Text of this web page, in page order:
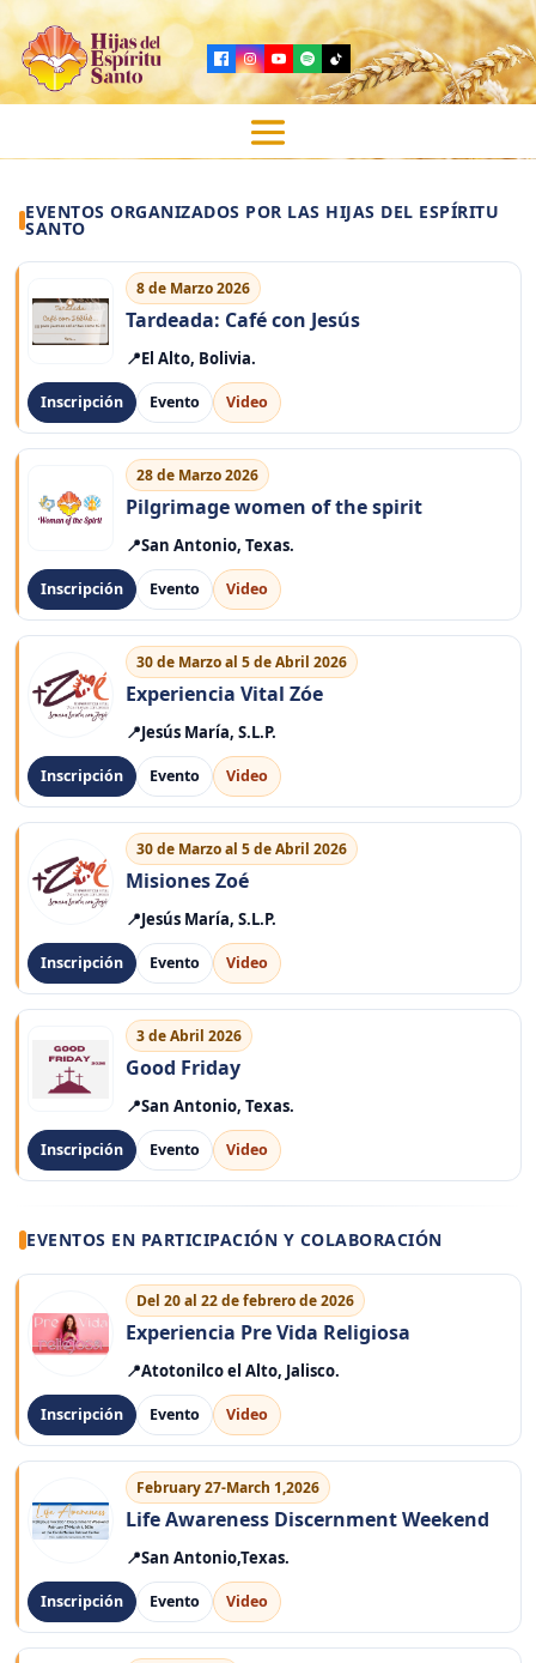
EVENTOS ORGANIZADOS POR LAS HIJAS DEL ESPÍRITU
SANTO
8 de Marzo 2026
Tardeada: Café con Jesús
El Alto, Bolivia.
Inscripción Evento Video
28 de Marzo 2026
Pilgrimage women of the spirit
San Antonio, Texas.
Inscripción Evento Video
30 de Marzo al 5 de Abril 2026
Experiencia Vital Zóe
Jesús María, S.L.P.
Inscripción Evento Video
30 de Marzo al 5 de Abril 2026
Misiones Zoé
Jesús María, S.L.P.
Inscripción Evento Video
3 de Abril 2026
Good Friday
San Antonio, Texas.
Inscripción Evento Video
EVENTOS EN PARTICIPACIÓN Y COLABORACIÓN
Del 20 al 22 de febrero de 2026
Experiencia Pre Vida Religiosa
Atotonilco el Alto, Jalisco.
Inscripción Evento Video
February 27-March 1,2026
Life Awareness Discernment Weekend
San Antonio,Texas.
Inscripción Evento Video